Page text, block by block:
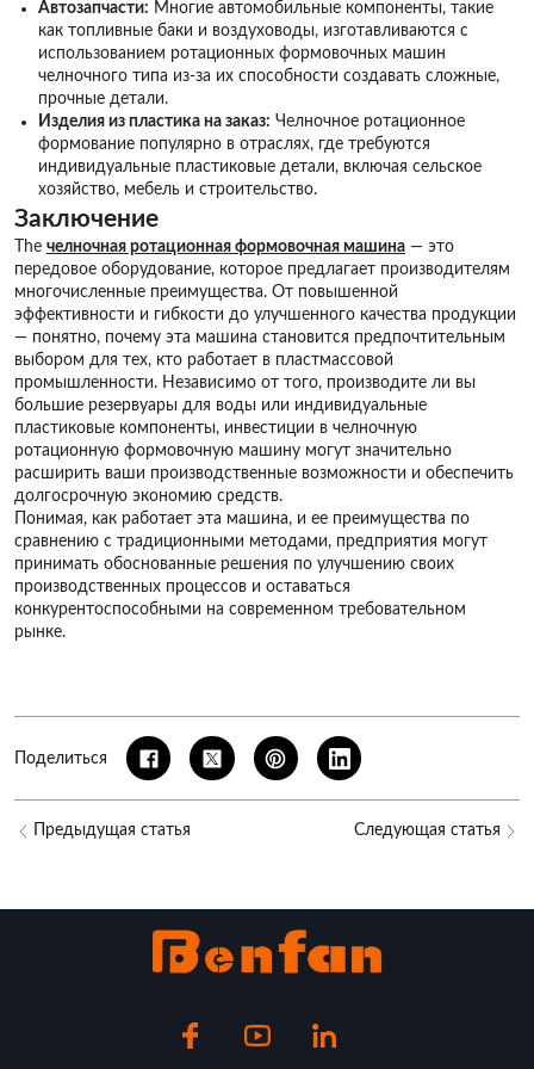
Автозапчасти: Многие автомобильные компоненты, такие
как топливные баки и воздуховоды, изготавливаются с
использованием ротационных формовочных машин
челночного типа из-за их способности создавать сложные,
прочные детали.
Изделия из пластика на заказ: Челночное ротационное
формование популярно в отраслях, где требуются
индивидуальные пластиковые детали, включая сельское
хозяйство, мебель и строительство.
Заключение
The челночная ротационная формовочная машина — это
передовое оборудование, которое предлагает производителям
многочисленные преимущества. От повышенной
эффективности и гибкости до улучшенного качества продукции
— понятно, почему эта машина становится предпочтительным
выбором для тех, кто работает в пластмассовой
промышленности. Независимо от того, производите ли вы
большие резервуары для воды или индивидуальные
пластиковые компоненты, инвестиции в челночную
ротационную формовочную машину могут значительно
расширить ваши производственные возможности и обеспечить
долгосрочную экономию средств.
Понимая, как работает эта машина, и ее преимущества по
сравнению с традиционными методами, предприятия могут
принимать обоснованные решения по улучшению своих
производственных процессов и оставаться
конкурентоспособными на современном требовательном
рынке.
Поделиться
Предыдущая статья Следующая статья